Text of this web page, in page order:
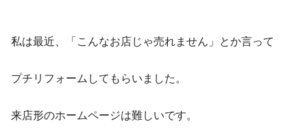
私は最近、「こんなお店じゃ売れません」とか言って
プチリフォームしてもらいました。
来店形のホームページは難しいです。